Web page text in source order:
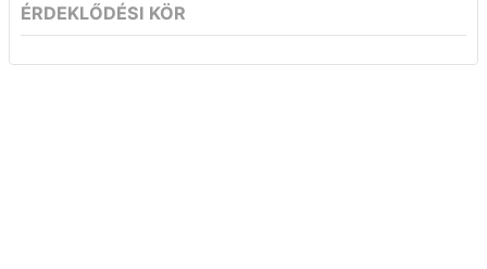
ÉRDEKLŐDÉSI KÖR